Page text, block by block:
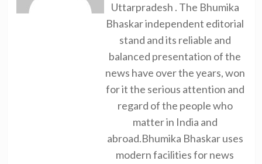
Uttarpradesh . The Bhumika
Bhaskar independent editorial
stand and its reliable and
balanced presentation of the
news have over the years, won
for it the serious attention and
regard of the people who
matter in India and
abroad.Bhumika Bhaskar uses
modern facilities for news